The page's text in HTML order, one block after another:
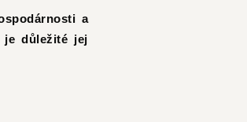
a
je důležité jej